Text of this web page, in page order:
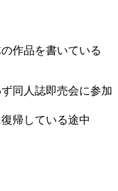
作品を書いている
同人誌即売会に参加
帰している途中